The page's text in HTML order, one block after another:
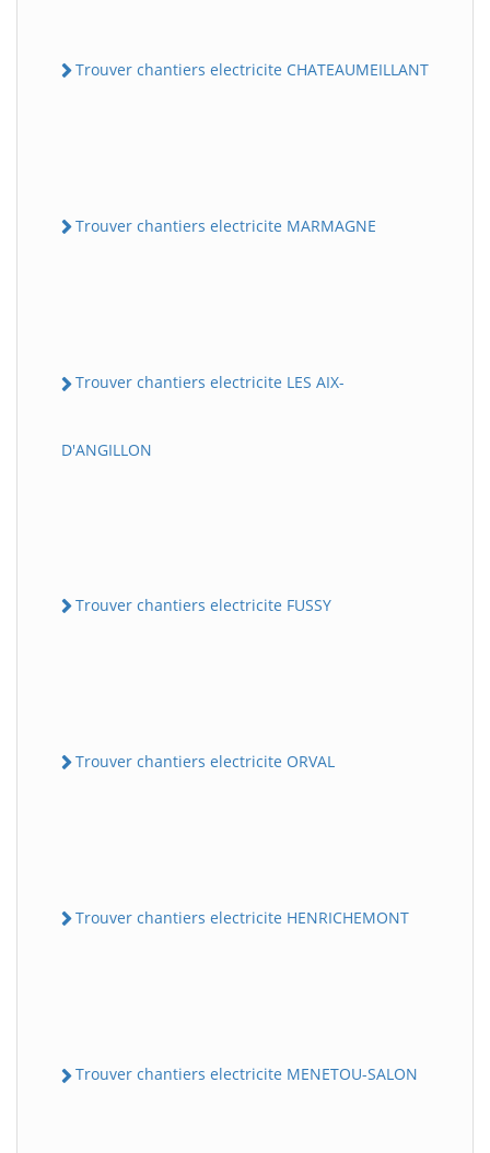
Trouver chantiers electricite CHATEAUMEILLANT
Trouver chantiers electricite MARMAGNE
Trouver chantiers electricite LES AIX-
D'ANGILLON
Trouver chantiers electricite FUSSY
Trouver chantiers electricite ORVAL
Trouver chantiers electricite HENRICHEMONT
Trouver chantiers electricite MENETOU-SALON